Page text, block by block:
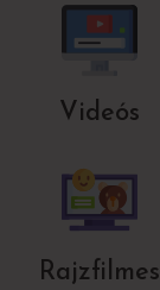
Videós
Rajzfilmes